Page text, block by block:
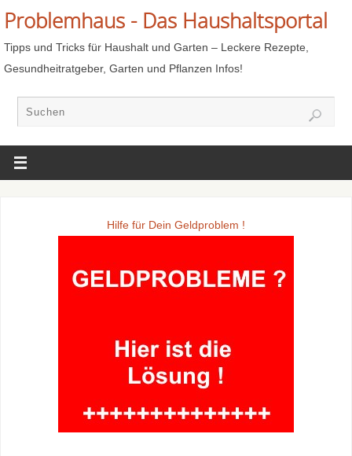
Problemhaus - Das Haushaltsportal
Tipps und Tricks für Haushalt und Garten – Leckere Rezepte,
Gesundheitratgeber, Garten und Pflanzen Infos!
Hilfe für Dein Geldproblem !